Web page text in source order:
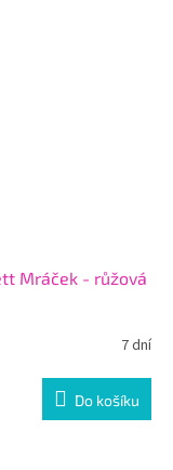
Mráček - růžová
7 dní
Do košíku